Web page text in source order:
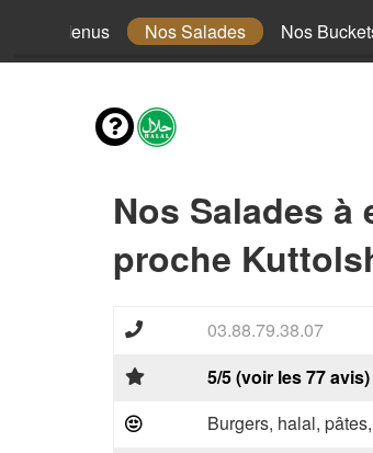
Nos Menus Nos Salades Nos
Nos Salades à
proche
03.88.79.38.07
5/5 (voir les 77 avis)
Burgers, halal,